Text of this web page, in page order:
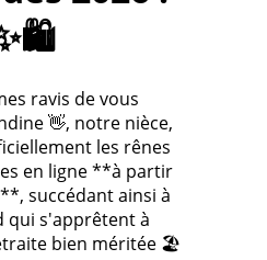
ravis de vous
👋, notre nièce,
les rênes
en ligne **à partir
succédant ainsi à
qui s'apprêtent à
bien méritée 🏖️